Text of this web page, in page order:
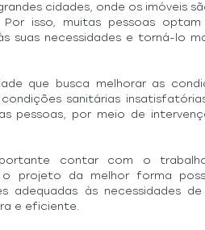
cidades, onde os imóveis
isso, muitas pessoas
suas necessidades e torná-lo
que busca melhorar as
sanitárias
pessoas, por meio de
contar com o
o projeto da melhor forma
adequadas às necessidades
e eficiente.